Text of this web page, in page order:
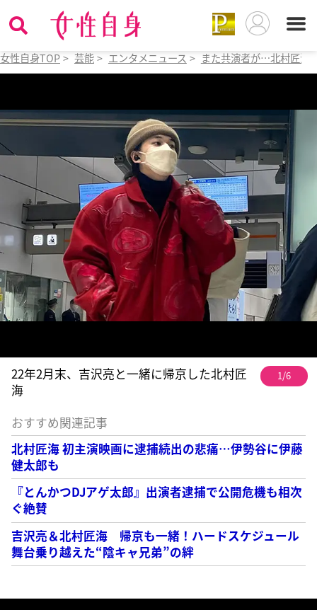
女性自身TOP > 芸能 > エンタメニュース > また共演者が…北村匠海
22年2月末、吉沢亮と一緒に帰京した北村匠
海
1/6
おすすめ関連記事
北村匠海 初主演映画に逮捕続出の悲痛…伊勢谷に伊藤
健太郎も
『とんかつDJアゲ太郎』出演者逮捕で公開危機も相次
ぐ絶賛
吉沢亮＆北村匠海 帰京も一緒！ハードスケジュール
舞台乗り越えた“陰キャ兄弟”の絆